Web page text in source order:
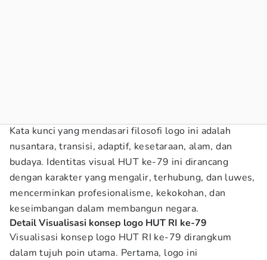
Kata kunci yang mendasari filosofi logo ini adalah
nusantara, transisi, adaptif, kesetaraan, alam, dan
budaya. Identitas visual HUT ke-79 ini dirancang
dengan karakter yang mengalir, terhubung, dan luwes,
mencerminkan profesionalisme, kekokohan, dan
keseimbangan dalam membangun negara.
Detail Visualisasi konsep logo HUT RI ke-79
Visualisasi konsep logo HUT RI ke-79 dirangkum
dalam tujuh poin utama. Pertama, logo ini